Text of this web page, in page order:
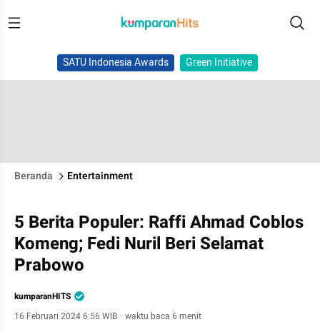
SATU Indonesia Awards Green Initiative
Beranda Entertainment
5 Berita Populer: Raffi Ahmad Coblos
Komeng; Fedi Nuril Beri Selamat
Prabowo
kumparanHITS
16 Februari 2024 6:56 WIB · waktu baca 6 menit